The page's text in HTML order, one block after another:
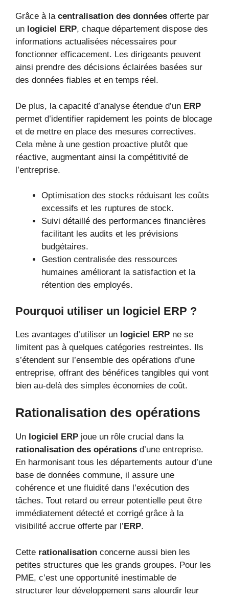
Grâce à la centralisation des données offerte par
un logiciel ERP, chaque département dispose des
informations actualisées nécessaires pour
fonctionner efficacement. Les dirigeants peuvent
ainsi prendre des décisions éclairées basées sur
des données fiables et en temps réel.
De plus, la capacité d’analyse étendue d’un ERP
permet d’identifier rapidement les points de blocage
et de mettre en place des mesures correctives.
Cela mène à une gestion proactive plutôt que
réactive, augmentant ainsi la compétitivité de
l’entreprise.
Optimisation des stocks réduisant les coûts
excessifs et les ruptures de stock.
Suivi détaillé des performances financières
facilitant les audits et les prévisions
budgétaires.
Gestion centralisée des ressources
humaines améliorant la satisfaction et la
rétention des employés.
Pourquoi utiliser un logiciel ERP ?
Les avantages d’utiliser un logiciel ERP ne se
limitent pas à quelques catégories restreintes. Ils
s’étendent sur l’ensemble des opérations d’une
entreprise, offrant des bénéfices tangibles qui vont
bien au-delà des simples économies de coût.
Rationalisation des opérations
Un logiciel ERP joue un rôle crucial dans la
rationalisation des opérations d’une entreprise.
En harmonisant tous les départements autour d’une
base de données commune, il assure une
cohérence et une fluidité dans l’exécution des
tâches. Tout retard ou erreur potentielle peut être
immédiatement détecté et corrigé grâce à la
visibilité accrue offerte par l’ ERP.
Cette rationalisation concerne aussi bien les
petites structures que les grands groupes. Pour les
PME, c’est une opportunité inestimable de
structurer leur développement sans alourdir leur